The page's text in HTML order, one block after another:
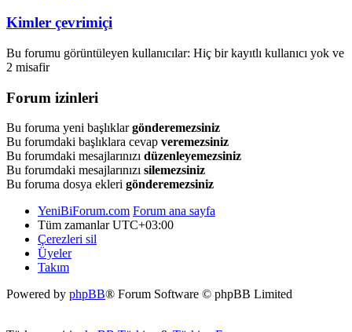
Kimler çevrimiçi
Bu forumu görüntüleyen kullanıcılar: Hiç bir kayıtlı kullanıcı yok ve
2 misafir
Forum izinleri
Bu foruma yeni başlıklargönderemezsiniz
Bu forumdaki başlıklara cevap veremezsiniz
Bu forumdaki mesajlarınızı düzenleyemezsiniz
Bu forumdaki mesajlarınızı silemezsiniz
Bu foruma dosya ekleri gönderemezsiniz
YeniBiForum.com Forum ana sayfa
Tüm zamanlarUTC+03:00
Çerezleri sil
Üyeler
Takım
Powered by phpBB® Forum Software © phpBB Limited